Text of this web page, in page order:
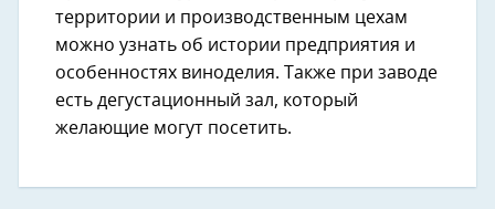
территории и производственным цехам
можно узнать об истории предприятия и
особенностях виноделия. Также при заводе
есть дегустационный зал, который
желающие могут посетить.